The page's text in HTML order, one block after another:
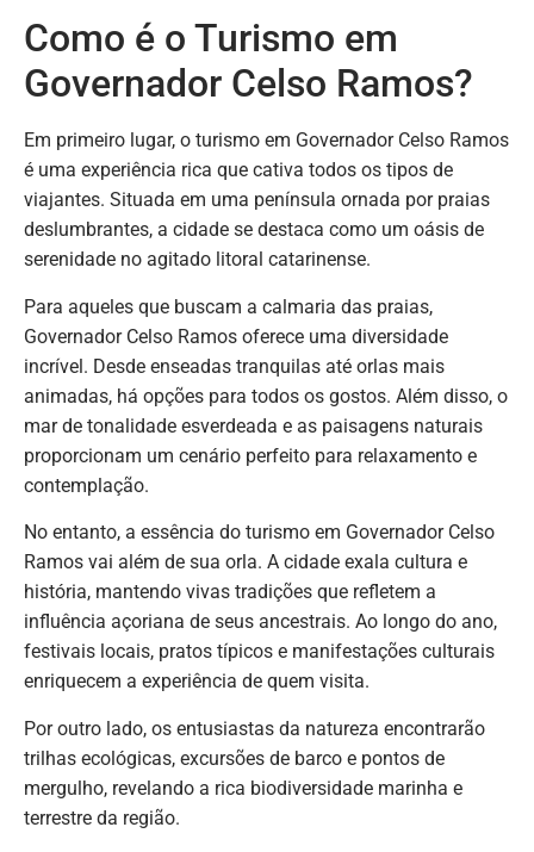
Como é o Turismo em
Governador Celso Ramos?
Em primeiro lugar, o turismo em Governador Celso Ramos
é uma experiência rica que cativa todos os tipos de
viajantes. Situada em uma península ornada por praias
deslumbrantes, a cidade se destaca como um oásis de
serenidade no agitado litoral catarinense.
Para aqueles que buscam a calmaria das praias,
Governador Celso Ramos oferece uma diversidade
incrível. Desde enseadas tranquilas até orlas mais
animadas, há opções para todos os gostos. Além disso, o
mar de tonalidade esverdeada e as paisagens naturais
proporcionam um cenário perfeito para relaxamento e
contemplação.
No entanto, a essência do turismo em Governador Celso
Ramos vai além de sua orla. A cidade exala cultura e
história, mantendo vivas tradições que refletem a
influência açoriana de seus ancestrais. Ao longo do ano,
festivais locais, pratos típicos e manifestações culturais
enriquecem a experiência de quem visita.
Por outro lado, os entusiastas da natureza encontrarão
trilhas ecológicas, excursões de barco e pontos de
mergulho, revelando a rica biodiversidade marinha e
terrestre da região.